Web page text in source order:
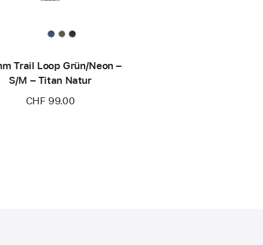
Trail Loop Grün/Neon –
S/M – Titan Natur
CHF 99.00